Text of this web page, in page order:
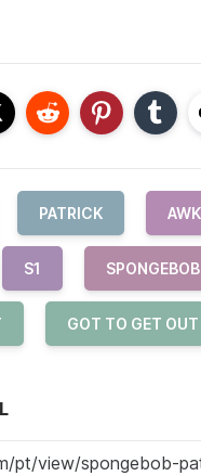
PATRICK
S1
GOT TO GET OUT